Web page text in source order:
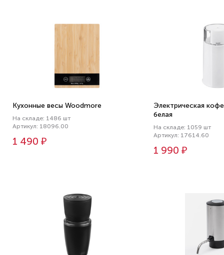
Кухонные весы Woodmore
На складе: 1486 шт
Артикул: 18096.00
1 490 ₽
Электрическая
белая
На складе: 1059 шт
Артикул: 17614.60
1 990 ₽